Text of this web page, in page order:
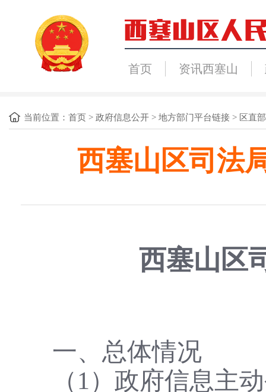
首页 资讯西塞山
当前位置： 首页 > 政府信息公开 > 地方部门平台链接 > 区直
西塞山区司法
西塞山区
一、总体情况
（1）政府信息主